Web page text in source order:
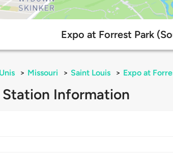
Expo at Forrest Park
> Missouri > Saint Louis > Expo at
Station Information